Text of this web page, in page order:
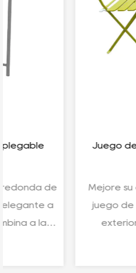
Juego de mesa y silla
Mejore su experiencia
juego de sillas y mesa